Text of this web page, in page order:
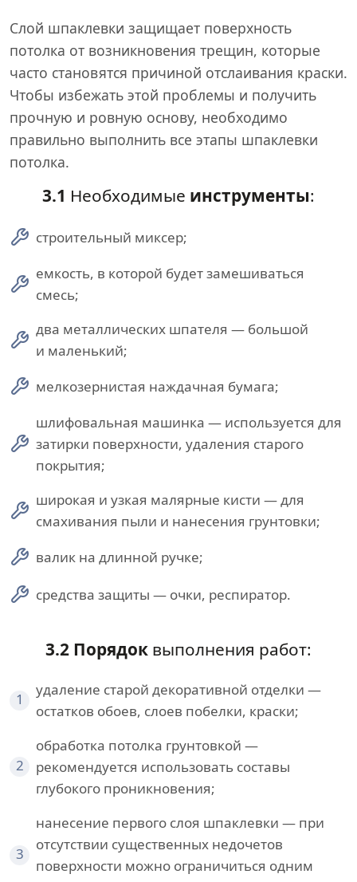
Слой шпаклевки защищает поверхность
потолка от возникновения трещин, которые
часто становятся причиной отслаивания краски.
Чтобы избежать этой проблемы и получить
прочную и ровную основу, необходимо
правильно выполнить все этапы шпаклевки
потолка.
3.1 Необходимые инструменты:
строительный миксер;
емкость, в которой будет замешиваться
смесь;
два металлических шпателя — большой
и маленький;
мелкозернистая наждачная бумага;
шлифовальная машинка — используется для
затирки поверхности, удаления старого
покрытия;
широкая и узкая малярные кисти — для
смахивания пыли и нанесения грунтовки;
валик на длинной ручке;
средства защиты — очки, респиратор.
3.2 Порядок выполнения работ:
1
удаление старой декоративной отделки —
остатков обоев, слоев побелки, краски;
2
обработка потолка грунтовкой —
рекомендуется использовать составы
глубокого проникновения;
3
нанесение первого слоя шпаклевки — при
отсутствии существенных недочетов
поверхности можно ограничиться одним